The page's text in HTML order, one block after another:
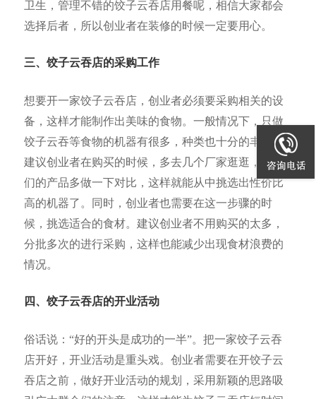
卫生，管理不错的饺子云吞店用餐呢，相信大家都会
选择后者，所以创业者在装修的时候一定要用心。
三、饺子云吞店的采购工作
想要开一家饺子云吞店，创业者必须要采购相关的设
备，这样才能制作出美味的食物。一般情况下，只做
饺子云吞等食物的机器有很多，种类也十分的丰富，
建议创业者在购买的时候，多去几个厂家逛逛，对他
们的产品多做一下对比，这样就能从中挑选出性价比
高的机器了。同时，创业者也需要在这一步骤的时
候，挑选适合的食材。建议创业者不用购买的太多，
分批多次的进行采购，这样也能减少出现食材浪费的
情况。
四、饺子云吞店的开业活动
俗话说：“好的开头是成功的一半”。把一家饺子云吞
店开好，开业活动是重头戏。创业者需要在开饺子云
吞店之前，做好开业活动的规划，采用新颖的思路吸